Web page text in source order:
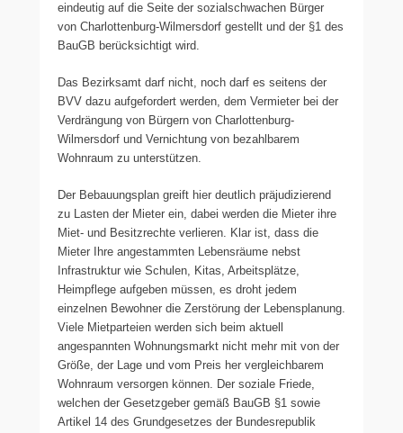
eindeutig auf die Seite der sozialschwachen Bürger
von Charlottenburg-Wilmersdorf gestellt und der §1 des
BauGB berücksichtigt wird.
Das Bezirksamt darf nicht, noch darf es seitens der
BVV dazu aufgefordert werden, dem Vermieter bei der
Verdrängung von Bürgern von Charlottenburg-
Wilmersdorf und Vernichtung von bezahlbarem
Wohnraum zu unterstützen.
Der Bebauungsplan greift hier deutlich präjudizierend
zu Lasten der Mieter ein, dabei werden die Mieter ihre
Miet- und Besitzrechte verlieren. Klar ist, dass die
Mieter Ihre angestammten Lebensräume nebst
Infrastruktur wie Schulen, Kitas, Arbeitsplätze,
Heimpflege aufgeben müssen, es droht jedem
einzelnen Bewohner die Zerstörung der Lebensplanung.
Viele Mietparteien werden sich beim aktuell
angespannten Wohnungsmarkt nicht mehr mit von der
Größe, der Lage und vom Preis her vergleichbarem
Wohnraum versorgen können. Der soziale Friede,
welchen der Gesetzgeber gemäß BauGB §1 sowie
Artikel 14 des Grundgesetzes der Bundesrepublik